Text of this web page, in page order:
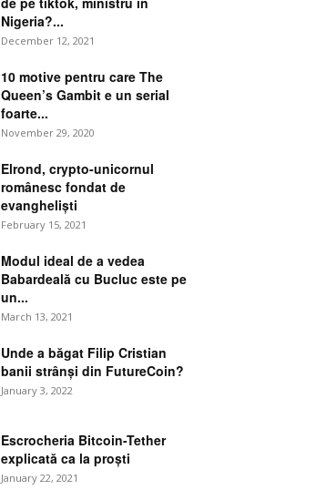
Nigeria?...
December 12, 2021
10 motive pentru care The
Queen’s Gambit e un serial
foarte...
November 29, 2020
Elrond, crypto-unicornul
românesc fondat de
evangheliști
February 15, 2021
Modul ideal de a vedea
Babardeală cu Bucluc este pe
un...
March 13, 2021
Unde a băgat Filip Cristian
banii strânși din FutureCoin?
January 3, 2022
Escrocheria Bitcoin-Tether
explicată ca la proști
January 22, 2021